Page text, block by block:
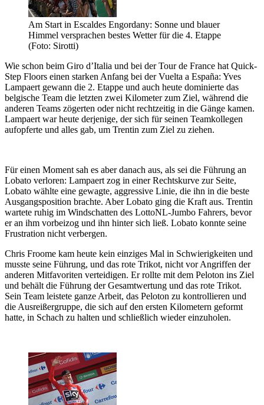
Am Start in Escaldes Engordany: Sonne und blauer
Himmel versprachen bestes Wetter für die 4. Etappe
(Foto: Sirotti)
Wie schon beim Giro d’Italia und bei der Tour de France hat Quick-
Step Floors einen starken Anfang bei der Vuelta a España: Yves
Lampaert gewann die 2. Etappe und auch heute dominierte das
belgische Team die letzten zwei Kilometer zum Ziel, während die
anderen Teams zögerten oder nicht rechtzeitig in die Gänge kamen.
Lampaert war heute derjenige, der sich für seinen Teamkollegen
aufopferte und alles gab, um Trentin zum Ziel zu ziehen.
Für einen Moment sah es aber danach aus, als sei die Führung an
Lobato verloren: Lampaert zog in einer Rechtskurve zur Seite,
Lobato wählte eine gewagte, aggressive Linie, die ihn in die beste
Ausgangsposition brachte. Aber Lobato ging die Kraft aus. Trentin
wartete ruhig im Windschatten des LottoNL-Jumbo Fahrers, bevor
er an ihm vorbeizog und ihn hinter sich ließ. Lobato konnte seine
Frustration nicht verbergen.
Chris Froome kam heute kein einziges Mal in Schwierigkeiten und
musste seine Führung, und das rote Trikot, nicht vor Angriffen der
anderen Mitfavoriten verteidigen. Er rollte mit dem Peloton ins Ziel
und behält die Führung der Gesamtwertung und das rote Trikot.
Sein Team leistete ganze Arbeit, das Peloton zu kontrollieren und
die Ausreißergruppe, die sich auf den ersten Kilometern geformt
hatte, in Schach zu halten und schließlich wieder einzuholen.